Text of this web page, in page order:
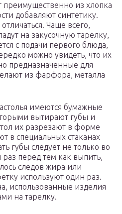
преимущественно из хлопка
добавляют синтетику.
Чаще всего,
на закусочную тарелку,
с подачи первого блюда,
можно увидеть, что их
предназначенные для
из фарфора, металла
имеются бумажные
вытирают губы и
их разрезают в форме
в специальных стаканах
губы следует не только во
перед тем как выпить,
следов жира или
используют один раз.
использованные изделия
на тарелку.